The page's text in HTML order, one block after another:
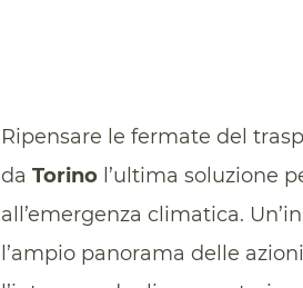
Ripensare le fermate del
da Torino l’ultima soluzione
all’emergenza climatica.
l’ampio panorama delle